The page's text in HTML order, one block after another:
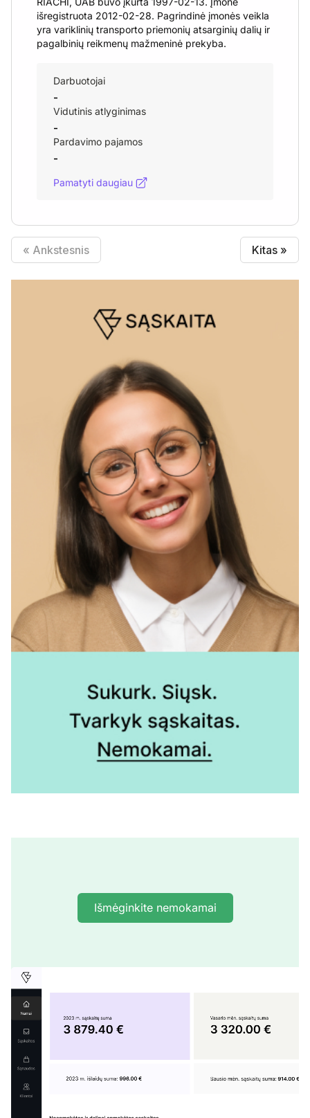
išregistruota 2012-02-28. Pagrindinė įmonės veikla
yra variklinių transporto priemonių atsarginių dalių ir
pagalbinių reikmenų mažmeninė prekyba.
Darbuotojai
-
Vidutinis atlyginimas
-
Pardavimo pajamos
-
Pamatyti daugiau
« Ankstesnis Kitas »
Išmėginkite nemokamai